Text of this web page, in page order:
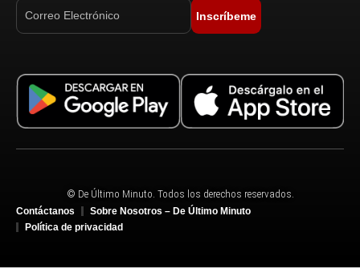
Inscríbeme
© De Último Minuto. Todos los derechos reservados.
Contáctanos
Sobre Nosotros – De Último Minuto
Política de privacidad